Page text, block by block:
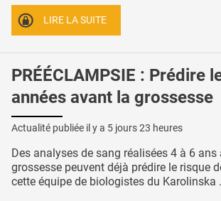
LIRE LA SUITE
PRÉÉCLAMPSIE : Prédire
années avant la grossesse
Actualité publiée il y a 5 jours 23 heures
Des analyses de sang réalisées 4 à 6 ans
grossesse peuvent déjà prédire le risque
cette équipe de biologistes du Karolinska